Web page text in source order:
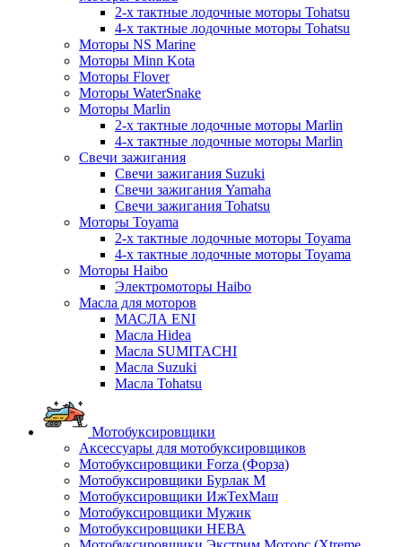
2-х тактные лодочные моторы Tohatsu
4-х тактные лодочные моторы Tohatsu
Моторы NS Marine
Моторы Minn Kota
Моторы Flover
Моторы WaterSnake
Моторы Marlin
2-х тактные лодочные моторы Marlin
4-х тактные лодочные моторы Marlin
Свечи зажигания
Свечи зажигания Suzuki
Свечи зажигания Yamaha
Свечи зажигания Tohatsu
Моторы Toyama
2-х тактные лодочные моторы Toyama
4-х тактные лодочные моторы Toyama
Моторы Haibo
Электромоторы Haibo
Масла для моторов
МАСЛА ENI
Масла Hidea
Масла SUMITACHI
Масла Suzuki
Масла Tohatsu
Мотобуксировщики
Аксессуары для мотобуксировщиков
Мотобуксировщики Forza (Форза)
Мотобуксировщики Бурлак М
Мотобуксировщики ИжТехМаш
Мотобуксировщики Мужик
Мотобуксировщики НЕВА